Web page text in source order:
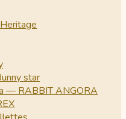
star
— RABBIT ANGORA